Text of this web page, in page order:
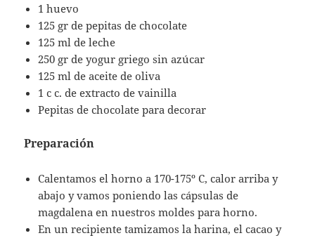
1 huevo
125 gr de pepitas de chocolate
125 ml de leche
250 gr de yogur griego sin azúcar
125 ml de aceite de oliva
1 c c. de extracto de vainilla
Pepitas de chocolate para decorar
Preparación
Calentamos el horno a 170-175º C, calor arriba y
abajo y vamos poniendo las cápsulas de
magdalena en nuestros moldes para horno.
En un recipiente tamizamos la harina, el cacao y